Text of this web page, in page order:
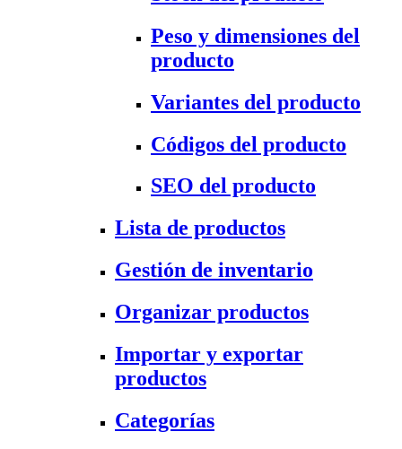
Peso y dimensiones del
producto
Variantes del producto
Códigos del producto
SEO del producto
Lista de productos
Gestión de inventario
Organizar productos
Importar y exportar
productos
Categorías